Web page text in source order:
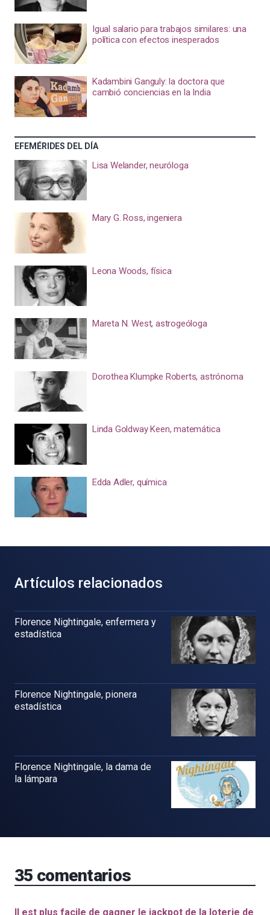
Igual salario para trabajos similares: una
política con efectos inesperados
Kadambini Ganguly: la doctora que
cambió conciencias en la India
EFEMÉRIDES DEL DÍA
Lisa Welander, neuróloga
Mary G. Ross, ingeniera
Leona Woods, física
Mareta N. West, astrogeóloga
Dorothea Klumpke Roberts, astrónoma
Linda Goldway Keen, matemática
Edda Adler, química
Artículos relacionados
Florence Nightingale, enfermera y
estadística
Florence Nightingale, pionera
estadística
Florence Nightingale, la dama de
la lámpara
35 comentarios
Il est plus facile de gagner le jackpot de la loterie de